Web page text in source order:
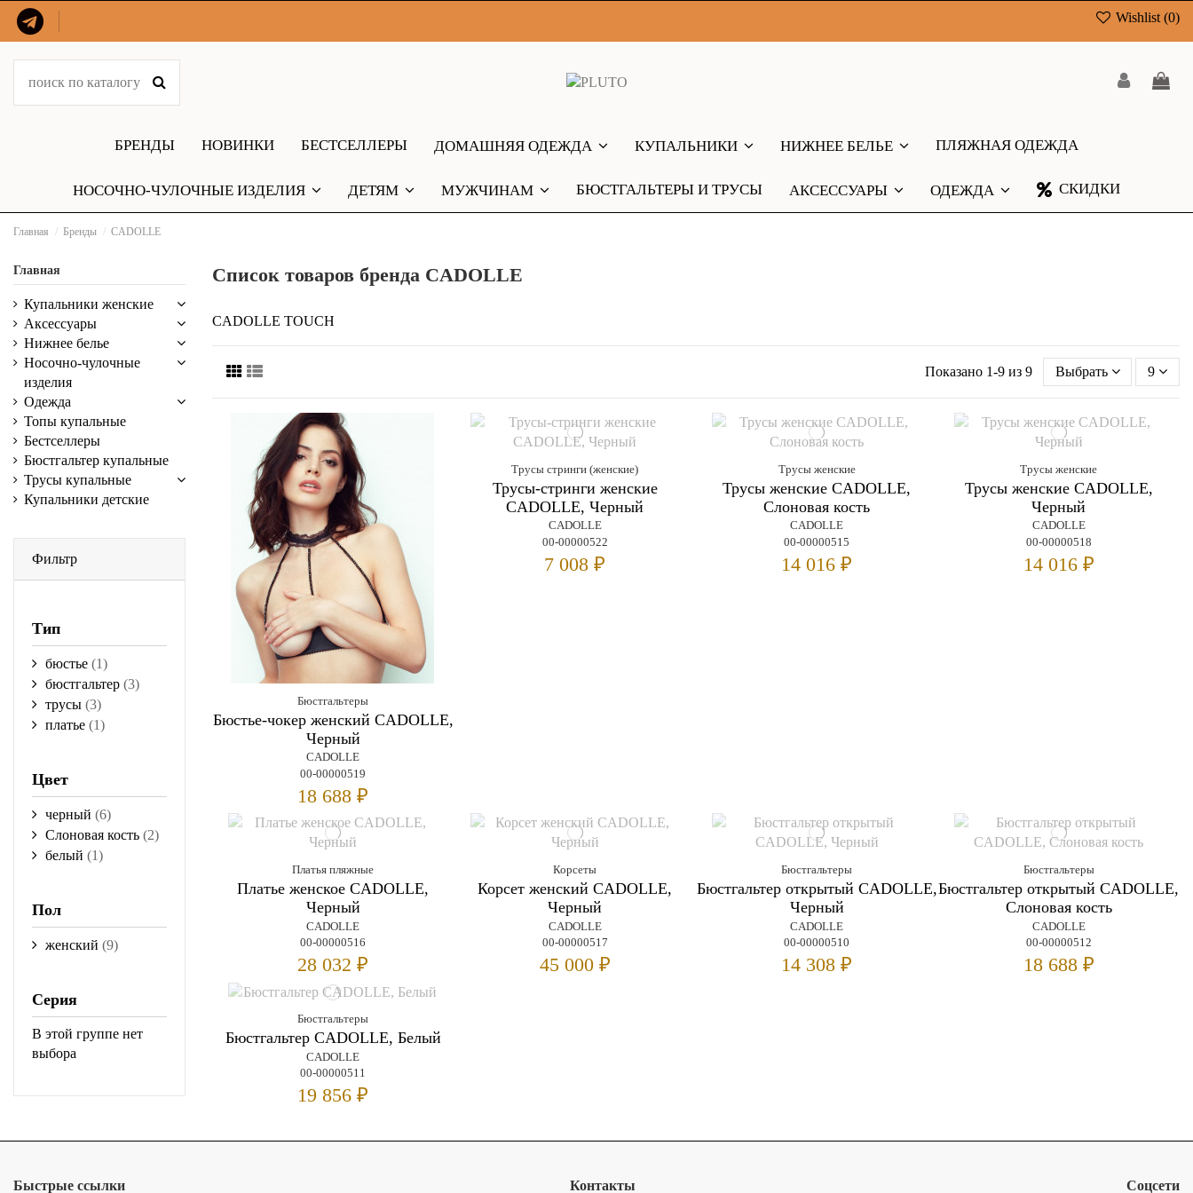
Wishlist (0)
БРЕНДЫ НОВИНКИ БЕСТСЕЛЛЕРЫ ДОМАШНЯЯ ОДЕЖДА КУПАЛЬНИКИ НИЖНЕЕ БЕЛЬЕ ПЛЯЖНАЯ ОДЕЖДА
НОСОЧНО-ЧУЛОЧНЫЕ ИЗДЕЛИЯ ДЕТЯМ МУЖЧИНАМ БЮСТГАЛЬТЕРЫ И ТРУСЫ АКСЕССУАРЫ ОДЕЖДА СКИДКИ
Главная Бренды CADOLLE
Список товаров бренда CADOLLE
CADOLLE TOUCH
Показано 1-9 из 9 Выбрать 9
Бюстгальтеры
Бюстье-чокер женский CADOLLE,
Черный
CADOLLE
00-00000519
18 688 ₽
Трусы стринги (женские)
Трусы-стринги женские
CADOLLE, Черный
CADOLLE
00-00000522
7 008 ₽
Трусы женские
Трусы женские CADOLLE,
Слоновая кость
CADOLLE
00-00000515
14 016 ₽
Трусы женские
Трусы женские CADOLLE,
Черный
CADOLLE
00-00000518
14 016 ₽
Платья пляжные
Платье женское CADOLLE,
Черный
CADOLLE
00-00000516
28 032 ₽
Корсеты
Корсет женский CADOLLE,
Черный
CADOLLE
00-00000517
45 000 ₽
Бюстгальтеры
Бюстгальтер открытый CADOLLE,
Черный
CADOLLE
00-00000510
14 308 ₽
Бюстгальтеры
Бюстгальтер открытый CADOLLE,
Слоновая кость
CADOLLE
00-00000512
18 688 ₽
Бюстгальтеры
Бюстгальтер CADOLLE, Белый
CADOLLE
00-00000511
19 856 ₽
Главная
Купальники женские
Аксессуары
Нижнее белье
Носочно-чулочные
изделия
Одежда
Топы купальные
Бестселлеры
Бюстгальтер купальные
Трусы купальные
Купальники детские
Фильтр
Тип
бюстье (1)
бюстгальтер (3)
трусы (3)
платье (1)
Цвет
черный (6)
Слоновая кость (2)
белый (1)
Пол
женский (9)
Серия
В этой группе нет
выбора
Быстрые ссылки Контакты Соцсети